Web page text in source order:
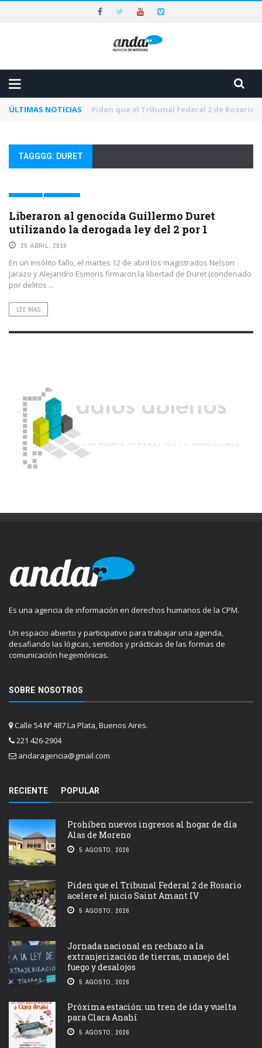
ÚLTIMAS NOTICIAS Jornada nacional en rechazo a la
TAGGGG: DURET
Liberaron al genocida Guillermo Duret
utilizando la derogada ley del 2 por 1
25 ABRIL, 2016
En un insólito fallo, el martes 12 de abril los magistrados Nelson
Jarazo y Alejandro Esmoris firmaron la libertad de Duret (condenado
por delitos ...
LEE MAS
Es una agencia de información en derechos humanos de la CPM.
Un espacio abierto y participativo para trabajar una agenda,
desafiando las lógicas, sentidos y prácticas de las formas de
comunicación hegemónicas.
SOBRE NOSOTROS
Calle 54 Nº 487 La Plata, Buenos Aires.
221 426-2904
andaragencia@gmail.com
RECIENTE POPULAR
Prohíben nuevos ingresos al hogar de día
Alas de Moreno
5 AGOSTO, 2026
Piden que el Tribunal Federal 2 de Rosario
acelere el juicio Saint Amant IV
5 AGOSTO, 2026
Jornada nacional en rechazo a la
extranjerización de tierras, manejo del
fuego y desalojos
5 AGOSTO, 2026
Próxima estación: un tren de ida y vuelta
para Clara Anahí
5 AGOSTO, 2026